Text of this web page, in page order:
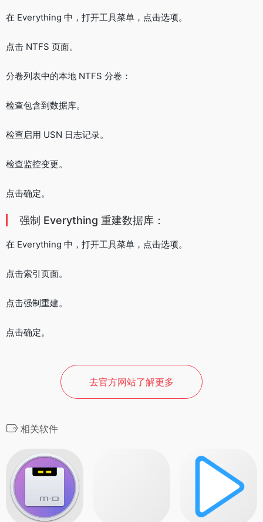
在 Everything 中，打开工具菜单，点击选项。
点击 NTFS 页面。
分卷列表中的本地 NTFS 分卷：
检查包含到数据库。
检查启用 USN 日志记录。
检查监控变更。
点击确定。
强制 Everything 重建数据库：
在 Everything 中，打开工具菜单，点击选项。
点击索引页面。
点击强制重建。
点击确定。
去官方网站了解更多
相关软件